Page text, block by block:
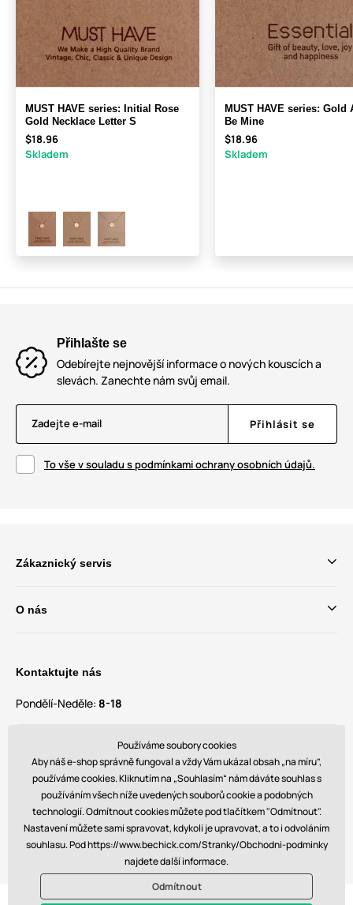
MUST HAVE series: Initial Rose
Gold Necklace Letter S
$18.96
Skladem
MUST HAVE series: Gold
Be Mine
$18.96
Skladem
Přihlašte se
Odebírejte nejnovější informace o nových kouscích a
slevách. Zanechte nám svůj email.
Zadejte e-mail Přihlásit se
To vše v souladu s podmínkami ochrany osobních údajů.
Zákaznický servis
O nás
Kontaktujte nás
Pondělí-Neděle: 8-18
Máte dotazy a návrhy?
contact@bechick.com
Najdete nás také na
Používáme soubory cookies
Aby náš e-shop správně fungoval a vždy Vám ukázal obsah „na míru”,
používáme cookies. Kliknutím na „Souhlasím“ nám dáváte souhlas s
používáním všech níže uvedených souborů cookie a podobných
technologií. Odmítnout cookies můžete pod tlačítkem "Odmítnout".
Nastavení můžete sami spravovat, kdykoli je upravovat, a to i odvoláním
souhlasu. Pod https://www.bechick.com/Stranky/Obchodni-podminky
najdete další informace.
Odmítnout